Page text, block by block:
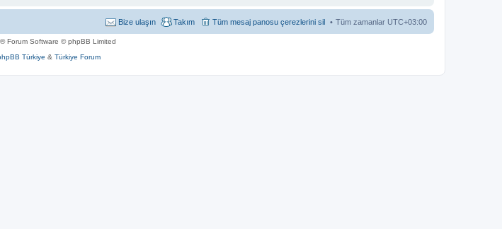
Tüm zamanlar UTC+03:00
Tüm mesaj panosu çerezlerini sil
Takım
Bize ulaşın
® Forum Software © phpBB Limited
Türkiye & Türkiye Forum